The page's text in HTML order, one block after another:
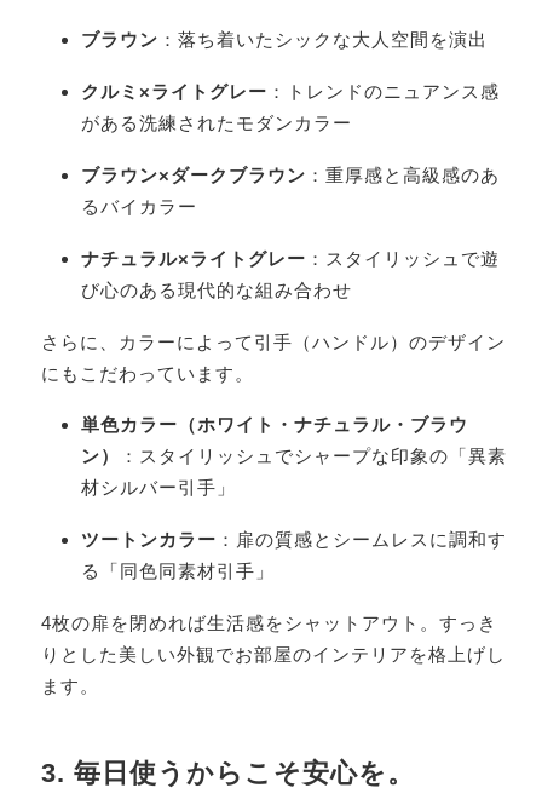
ブラウン ：落ち着いたシックな大人空間を演出
クルミ×ライトグレー ：トレンドのニュアンス感
がある洗練されたモダンカラー
ブラウン×ダークブラウン ：重厚感と高級感のあ
るバイカラー
ナチュラル×ライトグレー ：スタイリッシュで遊
び心のある現代的な組み合わせ
さらに、カラーによって引手（ハンドル）のデザイン
にもこだわっています。
単色カラー（ホワイト・ナチュラル・ブラウ
ン）
：スタイリッシュでシャープな印象の「異素
材シルバー引手」
ツートンカラー ：扉の質感とシームレスに調和す
る「同色同素材引手」
4枚の扉を閉めれば生活感をシャットアウト。すっき
りとした美しい外観でお部屋のインテリアを格上げし
ます。
3. 毎日使うからこそ安心を。